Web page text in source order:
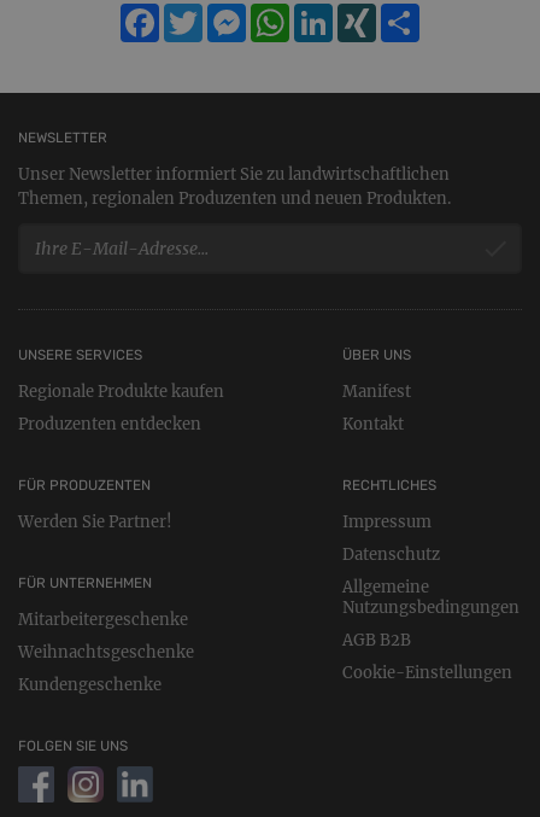
Facebook
TwitterMessengerWhatsApp
LinkedIn
XING
NEWSLETTER
Unser Newsletter informiert Sie zu landwirtschaftlichen
Themen, regionalen Produzenten und neuen Produkten.
UNSERE SERVICES
Regionale Produkte kaufen
Produzenten entdecken
FÜR PRODUZENTEN
Werden Sie Partner!
FÜR UNTERNEHMEN
Mitarbeitergeschenke
Weihnachtsgeschenke
Kundengeschenke
RECHTLICHES
Impressum
Datenschutz
Allgemeine
Nutzungsbedingungen
AGB B2B
Cookie-Einstellungen
ÜBER UNS
Manifest
Kontakt
FOLGEN SIE UNS